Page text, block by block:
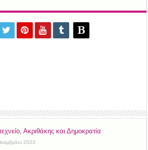
Ακριθάκης και Δημοκρατία
2023